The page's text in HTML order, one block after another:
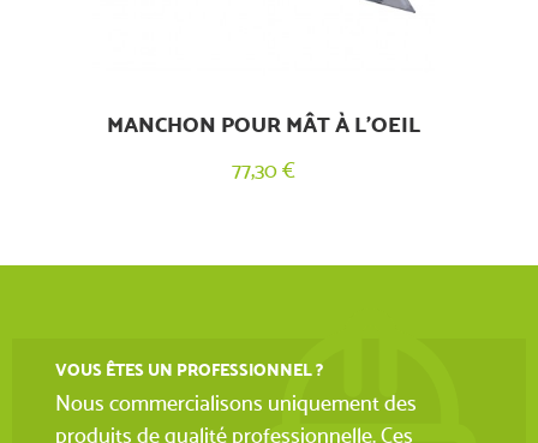
MANCHON POUR MÂT À L'OEIL
77,30 €
VOUS ÊTES UN PROFESSIONNEL ?
Nous commercialisons uniquement des
produits de qualité professionnelle. Ces